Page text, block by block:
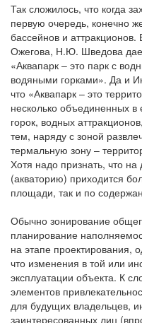
Так сложилось, что когда
первую очередь, конечно
бассейнов и
Ожегова, Н.Ю. Шведова
«Аквапарк – это парк с
водяными горками». Да и
что «Аквапарк – это
несколько объединенных
горок, водных
тем, наряду с зоной
термальную зону –
Хотя надо признать, что на
(акваторию) приходится
площади, так и по
Обычно зонирование
планирование
на этапе проектирования,
что изменения в той или
эксплуатации объекта. К
элементов
для будущих владельцев,
заинтересованных лиц